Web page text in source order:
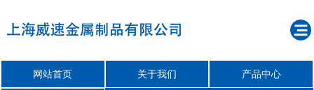
网站首页 关于我们 产品中心